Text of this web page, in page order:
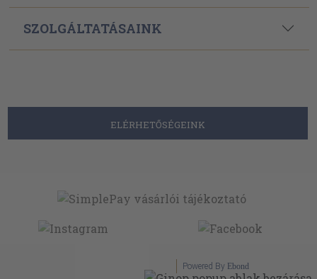
SZOLGÁLTATÁSAINK
ELÉRHETŐSÉGEINK
Powered By Ebond